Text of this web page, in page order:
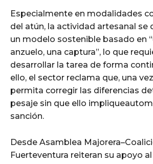
Especialmente en modalidades
del atún, la actividad artesanal se
un modelo sostenible basado en
anzuelo, una captura”, lo que
desarrollar la tarea de forma
ello, el sector reclama que, una
permita corregir las diferencias
pesaje sin que ello
sanción.
Desde Asamblea
Fuerteventura reiteran su apoyo